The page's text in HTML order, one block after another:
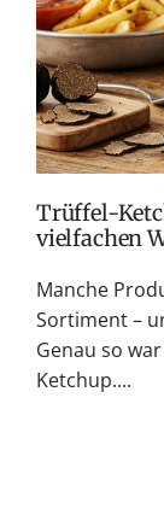
Trüffel-
vielfachen
Manche
Sortiment –
Genau so
Ketchup....